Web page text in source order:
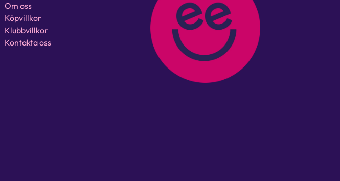
Om oss
Köpvillkor
Klubbvillkor
Kontakta oss